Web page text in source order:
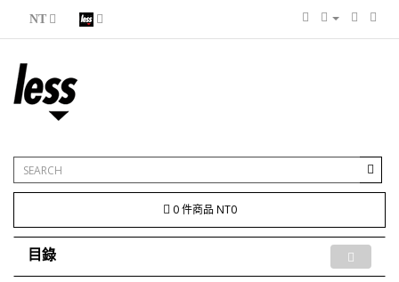
NT
0 件商品 NT0
目錄